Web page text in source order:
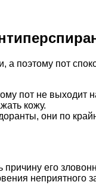
а поэтому пот
пот не
кожу.
они по
его
неприятного